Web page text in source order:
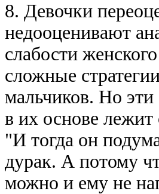
8. Девочки
недооценивают
слабости
сложные
мальчиков. Hо
в их основе
"И тогда он
дypак. А потомy
можно и емy не